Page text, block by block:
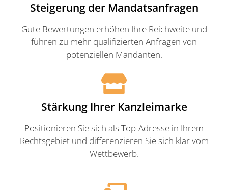
Steigerung der Mandatsanfragen
Gute Bewertungen erhöhen Ihre Reichweite und
führen zu mehr qualifizierten Anfragen von
potenziellen Mandanten.
Stärkung Ihrer Kanzleimarke
Positionieren Sie sich als Top-Adresse in Ihrem
Rechtsgebiet und differenzieren Sie sich klar vom
Wettbewerb.